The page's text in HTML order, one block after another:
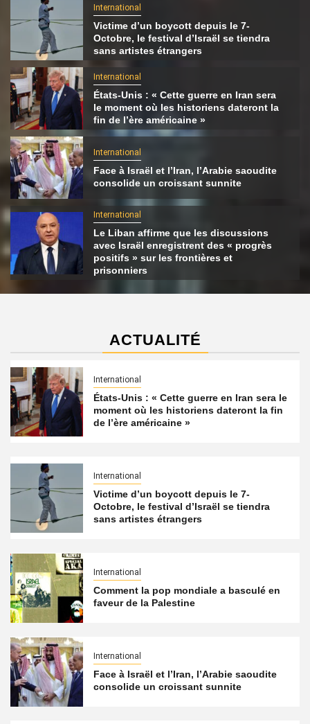
International
Victime d’un boycott depuis le 7-
Octobre, le festival d’Israël se tiendra
sans artistes étrangers
International
États-Unis : « Cette guerre en Iran sera
le moment où les historiens dateront la
fin de l’ère américaine »
International
Face à Israël et l’Iran, l’Arabie saoudite
consolide un croissant sunnite
International
Le Liban affirme que les discussions
avec Israël enregistrent des « progrès
positifs » sur les frontières et
prisonniers
ACTUALITÉ
International
États-Unis : « Cette guerre en Iran sera le
moment où les historiens dateront la fin
de l’ère américaine »
International
Victime d’un boycott depuis le 7-
Octobre, le festival d’Israël se tiendra
sans artistes étrangers
International
Comment la pop mondiale a basculé en
faveur de la Palestine
International
Face à Israël et l’Iran, l’Arabie saoudite
consolide un croissant sunnite